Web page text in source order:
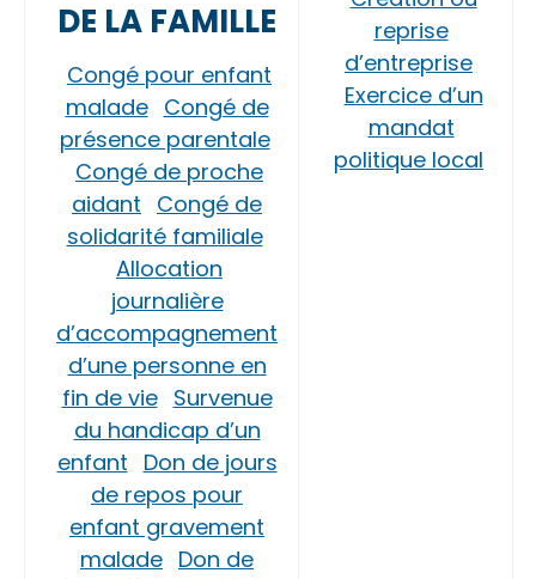
DE LA FAMILLE
Congé pour enfant
malade Congé de
présence parentale
Congé de proche
aidant Congé de
solidarité familiale
Allocation
journalière
d’accompagnement
d’une personne en
fin de vie Survenue
du handicap d’un
enfant Don de jours
de repos pour
enfant gravement
malade Don de
reprise
d’entreprise
Exercice d’un
mandat
politique local